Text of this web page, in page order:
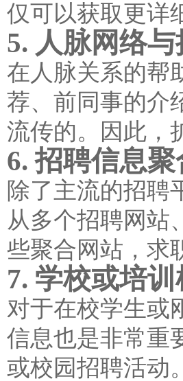
仅可以获取更详
5. 人脉网络
在人脉关系的帮
荐、前同事的介
流传的。因此，
6. 招聘信息
除了主流的招聘
从多个招聘网站
些聚合网站，求
7. 学校或培
对于在校学生或
信息也是非常重
或校园招聘活动